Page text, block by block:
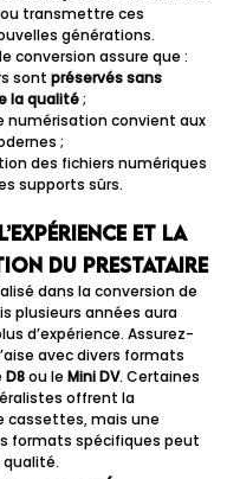
transmettre ces
générations.
conversion assure que :
sont préservés sans
la qualité ;
numérisation convient aux
;
des fichiers numériques
supports sûrs.
et la
du prestataire
dans la conversion de
plusieurs années aura
d’expérience. Assurez-
avec divers formats
D8 ou le Mini DV. Certaines
offrent la
cassettes, mais une
formats spécifiques peut
qualité.